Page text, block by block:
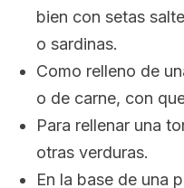
bien con setas
o sardinas.
Como relleno de
o de carne, con
Para rellenar una
otras verduras.
En la base de una